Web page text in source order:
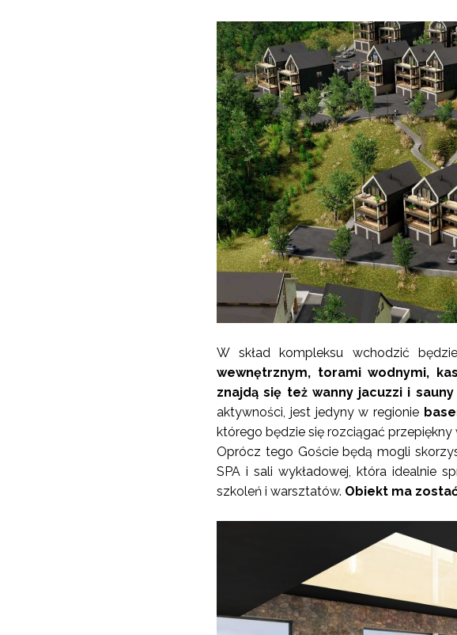
W skład kompleksu wchodzić będzie
wewnętrznym, torami wodnymi,
znajdą się też wanny jacuzzi i
aktywności, jest jedyny w regionie
którego będzie się rozciągać
Oprócz tego Goście będą mogli
SPA i sali wykładowej, która idealnie
szkoleń i warsztatów. Obiekt ma